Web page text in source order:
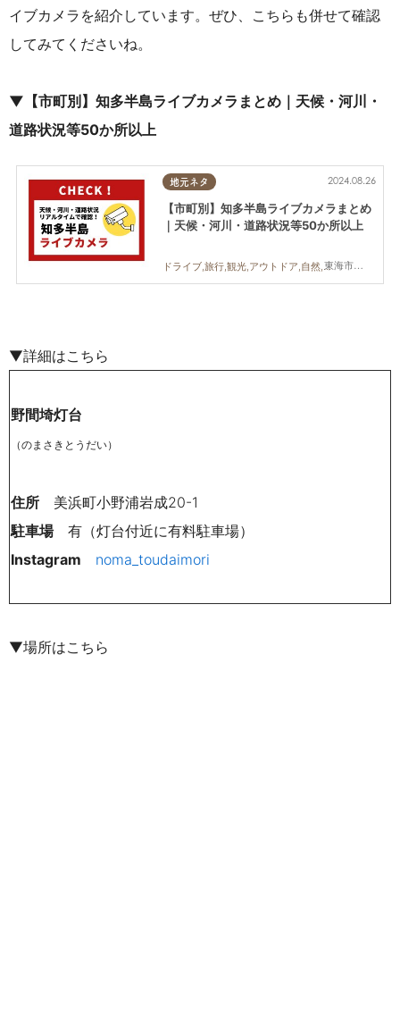
イブカメラを紹介しています。ぜひ、こちらも併せて確認
してみてくださいね。
▼【市町別】知多半島ライブカメラまとめ｜天候・河川・
道路状況等50か所以上
地元ネタ
東海市,大府市,知多市,東浦町,阿久比町,半田市,常滑市,武豊町,美浜町,南知多町
2024.08.26
【市町別】知多半島ライブカメラまとめ
｜天候・河川・道路状況等50か所以上
ドライブ,旅行,観光,アウトドア,自然,まちネタ,季節ネタ,まとめ記事,日間賀島,篠島
▼詳細はこちら
野間埼灯台
（のまさきとうだい）
住所 美浜町小野浦岩成20-1
駐車場有（灯台付近に有料駐車場）
Instagram
noma_toudaimori
▼場所はこちら